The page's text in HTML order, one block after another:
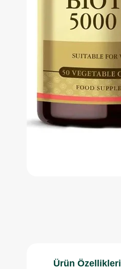
Ürün Özellikleri